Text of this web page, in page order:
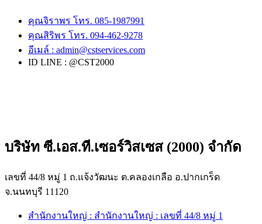
คุณจิราพร โทร. 085-1987991
คุณสิริพร โทร. 094-462-9278
อีเมล์ : admin@cstservices.com
ID LINE : @CST2000
บริษัท ซี.เอส.ที.เซอร์วิสเซส (2000) จำกัด
เลขที่ 44/8 หมู่ 1 ถ.แจ้งวัฒนะ ต.คลองเกลือ อ.ปากเกร็ด
จ.นนทบุรี 11120
สำนักงานใหญ่ : สำนักงานใหญ่ : เลขที่ 44/8 หมู่ 1